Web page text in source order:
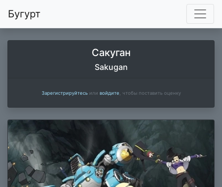
Бугурт
Сакуган
Sakugan
Зарегистрируйтесьили войдите , чтобы поставить оценку